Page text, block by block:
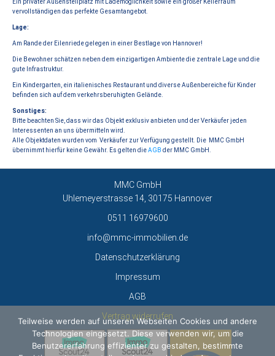
vervollständigen das perfekte Gesamtangebot.
Lage:
Am Rande der Eilenriede gelegen in einer Bestlage von Hannover!
Die Bewohner schätzen neben dem einzigartigen Ambiente die zentrale Lage und die
gute Infrastruktur.
Ein Kindergarten, ein italienisches Restaurant und diverse Außenbereiche für Kinder
befinden sich auf dem verkehrsberuhigten Gelände.
Sonstiges:
Bitte beachten Sie, dass wir das Objekt exklusiv anbieten und der Verkäufer jeden
Interessenten an uns übermitteln wird.
Alle Objektdaten wurden vom Verkäufer zur Verfügung gestellt. Die MMC GmbH
übernimmt hierfür keine Gewähr. Es gelten dieAGB der MMC GmbH.
MMC GmbH
Uhlemeyerstrasse 14, 30175 Hannover
0511 16979600
info@mmc-immobilien.de
Datenschutzerklärung
Impressum
AGB
Vertrag widerrufen
Teilweise werden auf unseren Webseiten Cookies und andere
Technologien eingesetzt. Diese verwenden wir, um die
Benutzererfahrung effizienter zu gestalten, bestimmte